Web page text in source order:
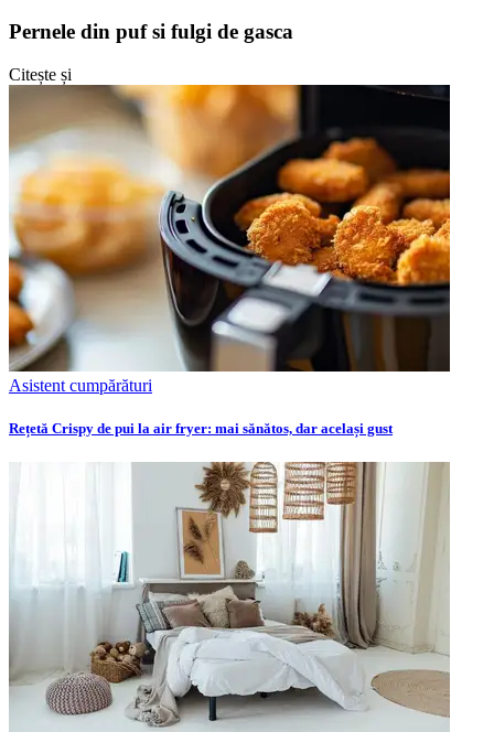
Pernele din puf si fulgi de gasca
Citește și
Asistent cumpărături
Rețetă Crispy de pui la air fryer: mai sănătos, dar același gust